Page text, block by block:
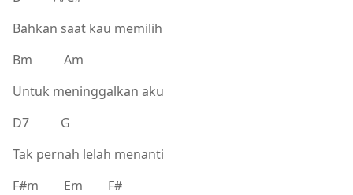
Bahkan saat kau memilih
Bm Am
Untuk meninggalkan aku
D7 G
Tak pernah lelah menanti
F#m Em F#